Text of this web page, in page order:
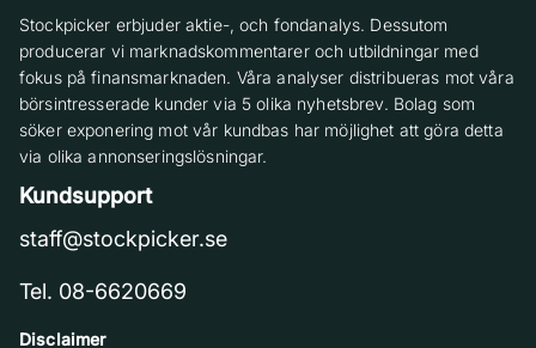
Stockpicker erbjuder aktie-, och fondanalys. Dessutom
producerar vi marknadskommentarer och utbildningar med
fokus på finansmarknaden. Våra analyser distribueras mot våra
börsintresserade kunder via 5 olika nyhetsbrev. Bolag som
söker exponering mot vår kundbas har möjlighet att göra detta
via olika annonseringslösningar.
Kundsupport
staff@stockpicker.se
Tel. 08-6620669
Disclaimer